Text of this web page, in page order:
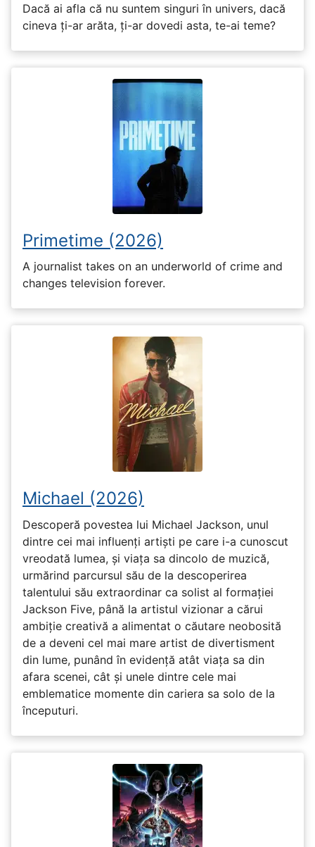
Dacă ai afla că nu suntem singuri în univers, dacă
cineva ți-ar arăta, ți-ar dovedi asta, te-ai teme?
Primetime (2026)
A journalist takes on an underworld of crime and
changes television forever.
Michael (2026)
Descoperă povestea lui Michael Jackson, unul
dintre cei mai influenți artiști pe care i-a cunoscut
vreodată lumea, și viața sa dincolo de muzică,
urmărind parcursul său de la descoperirea
talentului său extraordinar ca solist al formației
Jackson Five, până la artistul vizionar a cărui
ambiție creativă a alimentat o căutare neobosită
de a deveni cel mai mare artist de divertisment
din lume, punând în evidență atât viața sa din
afara scenei, cât și unele dintre cele mai
emblematice momente din cariera sa solo de la
începuturi.